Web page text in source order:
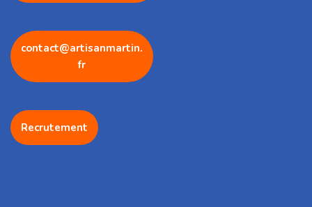
contact@artisanmartin.
fr
Recrutement